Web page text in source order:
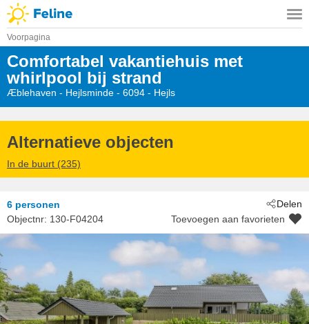
Voorpagina
Comfortabel vakantiehuis met
whirlpool bij strand
Æblehaven - Hejlsminde - 6094 - Hejls
Alternatieve objecten
In de buurt (235)
Delen
6 personen
Objectnr: 130-F04204 Toevoegen aan favorieten